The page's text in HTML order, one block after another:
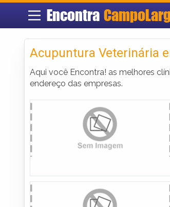
Encontra
Acupuntura Veterinária
Aqui você Encontra! as melhores
endereço das empresas.